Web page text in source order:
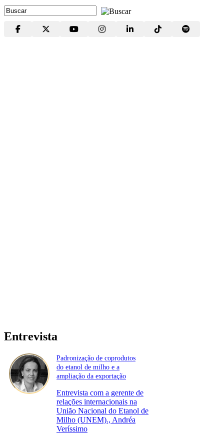
Entrevista
Padronização de coprodutos
do etanol de milho e a
ampliação da exportação
Entrevista com a gerente de
relações internacionais na
União Nacional do Etanol de
Milho (UNEM)., Andréa
Veríssimo